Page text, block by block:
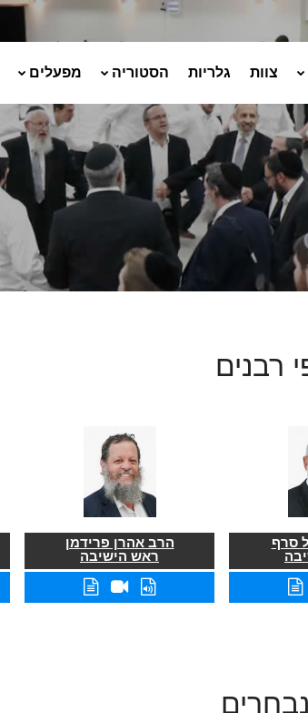
צוות גלריות הסטוריה מפעלים
רבנים
סרף
הרב אהרן פרידמן
ראש הישיבה